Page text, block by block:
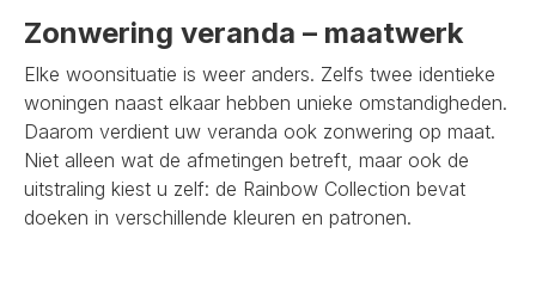
Zonwering veranda – maatwerk
Elke woonsituatie is weer anders. Zelfs twee identieke
woningen naast elkaar hebben unieke omstandigheden.
Daarom verdient uw veranda ook zonwering op maat.
Niet alleen wat de afmetingen betreft, maar ook de
uitstraling kiest u zelf: de Rainbow Collection bevat
doeken in verschillende kleuren en patronen.